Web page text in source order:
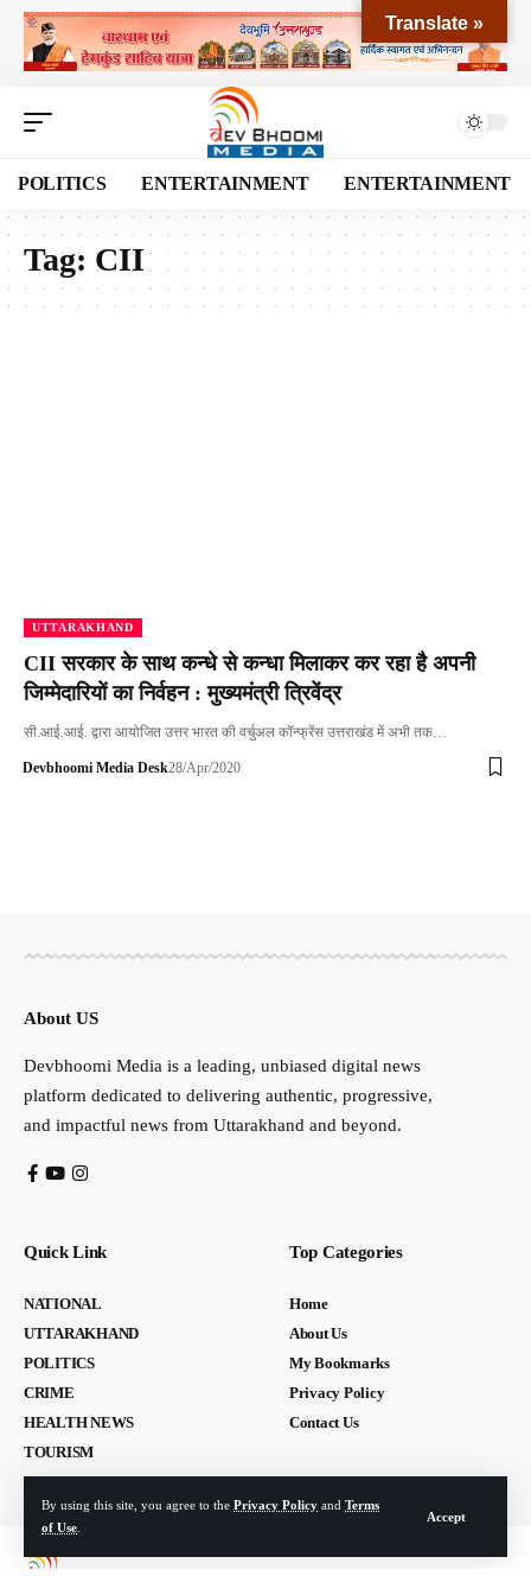
By using this site, you agree to the Privacy Policy and Terms
of Use
Accept
POLITICS ENTERTAINMENT ENTERTAINMENT
Tag: CII
UTTARAKHAND
CII सरकार के साथ कन्धे से कन्धा मिलाकर कर रहा है अपनी
जिम्मेदारियों का निर्वहन : मुख्यमंत्री त्रिवेंद्र
सी.आई.आई. द्वारा आयोजित उत्तर भारत की वर्चुअल कॉन्फ्रेंस उत्तराखंड में अभी तक…
Devbhoomi Media Desk28/Apr/2020
About US
Devbhoomi Media is a leading, unbiased digital news
platform dedicated to delivering authentic, progressive,
and impactful news from Uttarakhand and beyond.
Quick Link
NATIONAL
UTTARAKHAND
POLITICS
CRIME
HEALTH NEWS
TOURISM
Top Categories
Home
About Us
My Bookmarks
Privacy Policy
Contact Us
Translate »